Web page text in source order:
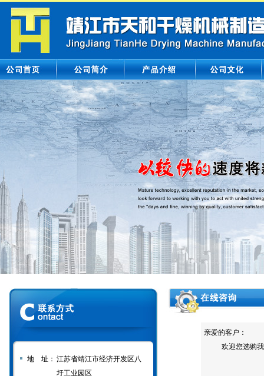
地 址： 江苏省靖江市经济开发区八
圩工业园区
亲爱的客户：
欢迎您选购我们